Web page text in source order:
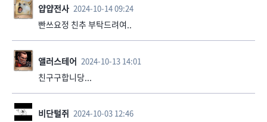
얍얍전사 2024-10-14 09:24
빤쓰요정 친추 부탁드려여..
앨러스테어 2024-10-13 14:01
친구구합니당...
비단털쥐 2024-10-03 12:46